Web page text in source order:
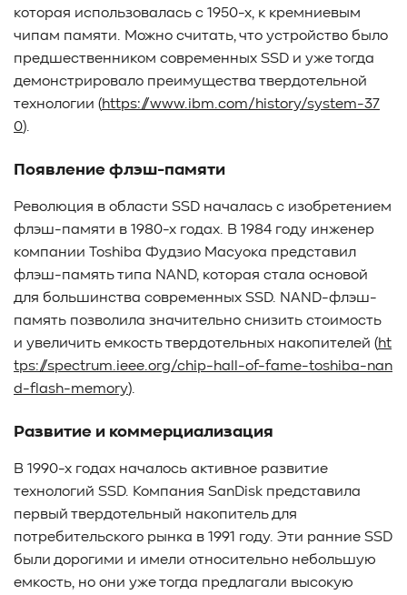
которая использовалась с 1950-х, к кремниевым
чипам памяти. Можно считать, что устройство было
предшественником современных SSD и уже тогда
демонстрировало преимущества твердотельной
технологии (https://www.ibm.com/history/system-37
0).
Появление флэш-памяти
Революция в области SSD началась с изобретением
флэш-памяти в 1980-х годах. В 1984 году инженер
компании Toshiba Фудзио Масуока представил
флэш-память типа NAND, которая стала основой
для большинства современных SSD. NAND-флэш-
память позволила значительно снизить стоимость
и увеличить емкость твердотельных накопителей (ht
tps://spectrum.ieee.org/chip-hall-of-fame-toshiba-nan
d-flash-memory).
Развитие и коммерциализация
В 1990-х годах началось активное развитие
технологий SSD. Компания SanDisk представила
первый твердотельный накопитель для
потребительского рынка в 1991 году. Эти ранние SSD
были дорогими и имели относительно небольшую
емкость, но они уже тогда предлагали высокую